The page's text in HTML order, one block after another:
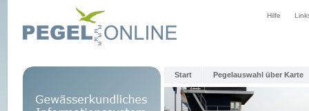
Hilfe
Start Pegelauswahl über Karte